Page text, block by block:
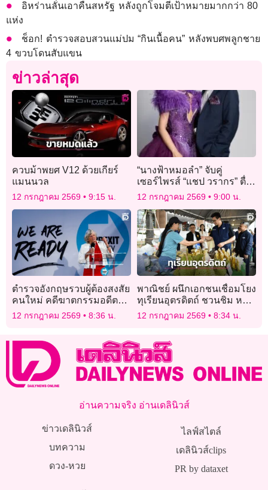
อิหร่านลั่นเอาคืนสหรัฐ หลังถูกโจมตีเป้าหมายมากกว่า 80
แห่ง
ช็อก! ตำรวจสอบสวนแม่ปม “กินเนื้อคน” หลังพบศพลูกชาย
4 ขวบโดนสับแขน
ข่าวล่าสุด
ควบม้าพยศ V12 ด้วยเกียร์
แมนนวล
12 กรกฎาคม 2569 9:15 น.
“นางฟ้าหมอลำ” จับคู่
เซอร์ไพรส์ “แชป วรากร” ตื่น
เต้น ประกบหมอลำดาวรุ่ง
“ยูกิ เพ็ญผกา”
12 กรกฎาคม 2569 9:00 น.
ตำรวจอังกฤษรวบผู้ต้องสงสัย
คนใหม่ คดีฆาตกรรมอดีต
รัฐมนตรีหญิง
12 กรกฎาคม 2569 8:36 น.
พาณิชย์ ผนึกเอกชนเชื่อมโยง
ทุเรียนอุตรดิตถ์ ชวนชิม หลง-
หลินลับแล
12 กรกฎาคม 2569 8:34 น.
อ่านความจริง อ่านเดลินิวส์
ข่าวเดลินิวส์
บทความ
ดวง-หวย
ไลฟ์สไตล์
เดลินิวส์clips
PR by dataxet